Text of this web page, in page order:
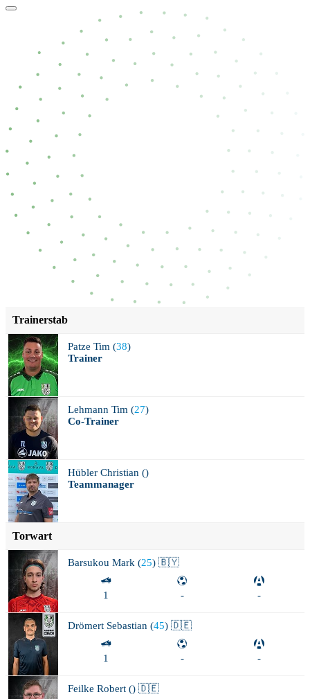
Trainerstab
Patze Tim (38)
Trainer
Lehmann Tim (27)
Co-Trainer
Hübler Christian ()
Teammanager
Torwart
Barsukou Mark (25) 🇧🇾
1 - -
Drömert Sebastian (45) 🇩🇪
1 - -
Feilke Robert () 🇩🇪